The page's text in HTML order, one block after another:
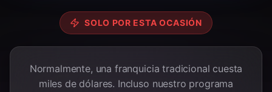
SOLO POR ESTA OCASIÓN
Normalmente, una franquicia tradicional cuesta
miles de dólares. Incluso nuestro programa